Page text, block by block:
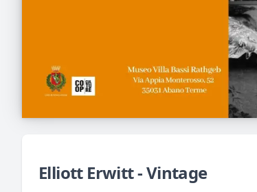
Elliott Erwitt - Vintage